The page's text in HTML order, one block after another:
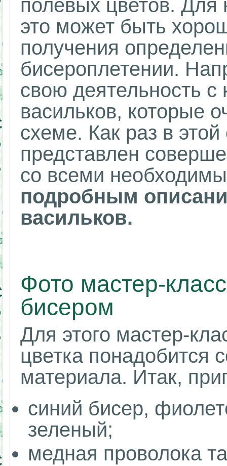
полевых цветов.
это может быть
получения
бисероплетении.
свою деятельность с
васильков, которые
схеме. Как раз в
представлен
со всеми
подробным
васильков.
Фото мастер-
бисером
Для этого мастер-
цветка понадобится
материала. Итак,
синий бисер,
зеленый;
медная проволока